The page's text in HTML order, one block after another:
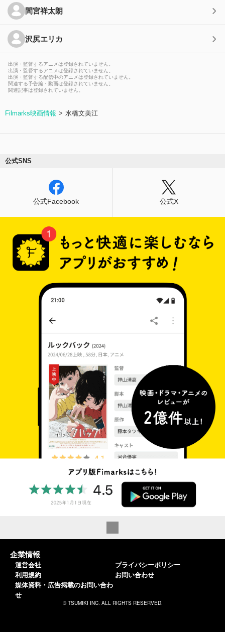
間宮祥太朗
沢尻エリカ
出演・監督するアニメは登録されていません。
出演・監督するアニメは登録されていません。
出演・監督する配信中のアニメは登録されていません。
関連する予告編・動画は登録されていません。
関連記事は登録されていません。
Filmarks映画情報 水橋文美江
公式SNS
公式Facebook 公式X
企業情報
運営会社
利用規約
媒体資料・広告掲載のお問い合わ
せ
プライバシーポリシー
お問い合わせ
© TSUMIKI INC. ALL RIGHTS RESERVED.